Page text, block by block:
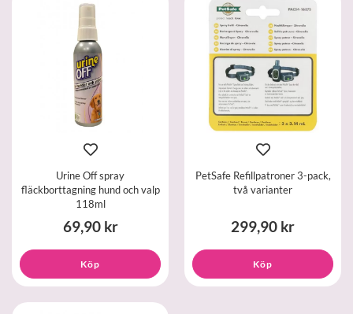
Urine Off spray
fläckborttagning hund och valp
118ml
69,90 kr
Köp
PetSafe Refillpatroner 3-pack,
två varianter
299,90 kr
Köp